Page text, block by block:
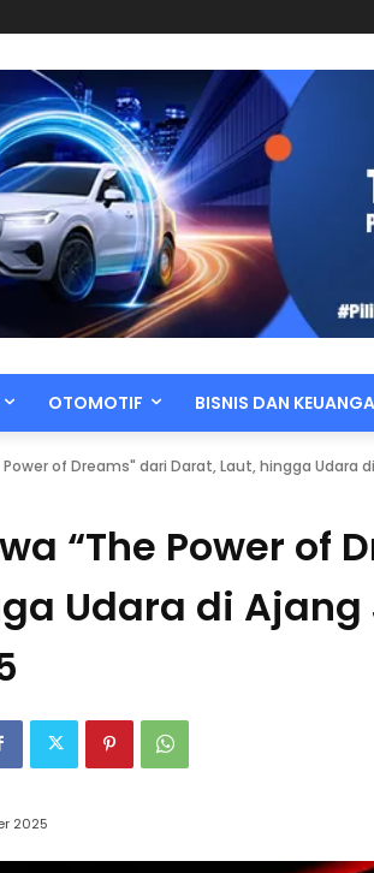
OTOMOTIF BISNIS DAN
of Dreams" dari Darat, Laut, hingga Udara
“The Power of
Udara di
2025